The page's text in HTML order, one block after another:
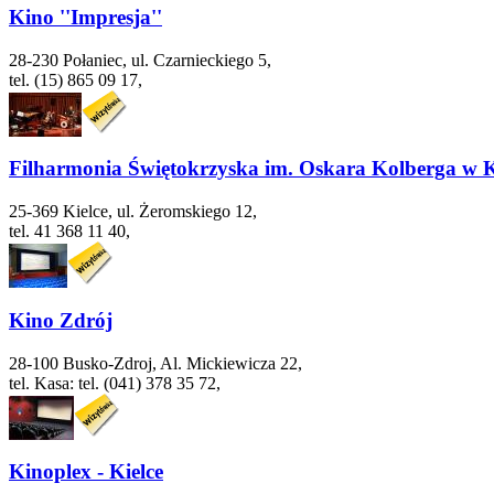
Kino ''Impresja''
28-230 Połaniec, ul. Czarnieckiego 5,
tel. (15) 865 09 17,
Filharmonia Świętokrzyska im. Oskara Kolberga w
25-369 Kielce, ul. Żeromskiego 12,
tel. 41 368 11 40,
Kino Zdrój
28-100 Busko-Zdroj, Al. Mickiewicza 22,
tel. Kasa: tel. (041) 378 35 72,
Kinoplex - Kielce